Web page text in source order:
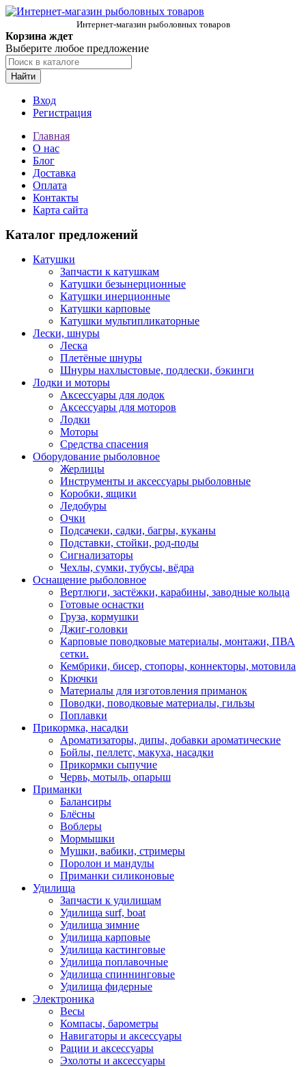
Интернет-магазин рыболовных товаров
Корзина ждет
Выберите любое предложение
Найти
Вход
Регистрация
Главная
О нас
Блог
Доставка
Оплата
Контакты
Карта сайта
Каталог предложений
Катушки
Запчасти к катушкам
Катушки безынерционные
Катушки инерционные
Катушки карповые
Катушки мультипликаторные
Лески, шнуры
Леска
Плетёные шнуры
Шнуры нахлыстовые, подлески, бэкинги
Лодки и моторы
Аксессуары для лодок
Аксессуары для моторов
Лодки
Моторы
Средства спасения
Оборудование рыболовное
Жерлицы
Инструменты и аксессуары рыболовные
Коробки, ящики
Ледобуры
Очки
Подсачеки, садки, багры, куканы
Подставки, стойки, род-поды
Сигнализаторы
Чехлы, сумки, тубусы, вёдра
Оснащение рыболовное
Вертлюги, застёжки, карабины, заводные кольца
Готовые оснастки
Груза, кормушки
Джиг-головки
Карповые поводковые материалы, монтажи, ПВА
сетки.
Кембрики, бисер, стопоры, коннекторы, мотовила
Крючки
Материалы для изготовления приманок
Поводки, поводковые материалы, гильзы
Поплавки
Прикормка, насадки
Ароматизаторы, дипы, добавки ароматические
Бойлы, пеллетс, макуха, насадки
Прикормки сыпучие
Червь, мотыль, опарыш
Приманки
Балансиры
Блёсны
Воблеры
Мормышки
Мушки, вабики, стримеры
Поролон и мандулы
Приманки силиконовые
Удилища
Запчасти к удилищам
Удилища surf, boat
Удилища зимние
Удилища карповые
Удилища кастинговые
Удилища поплавочные
Удилища спиннинговые
Удилища фидерные
Электроника
Весы
Компасы, барометры
Навигаторы и аксессуары
Рации и аксессуары
Эхолоты и аксессуары